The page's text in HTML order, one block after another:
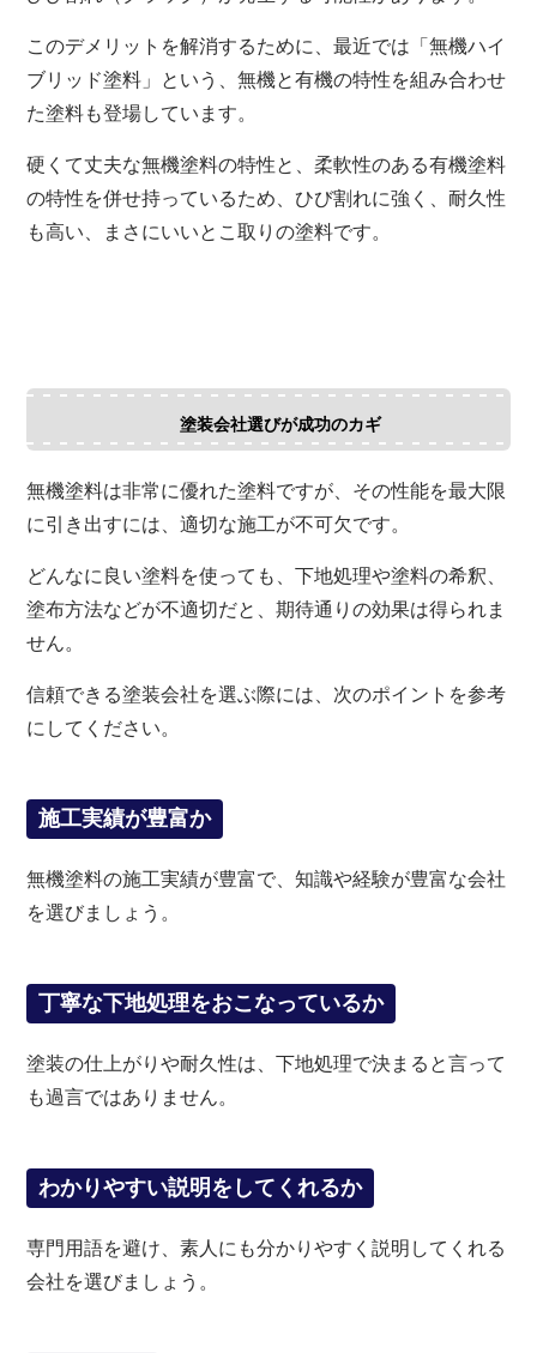
このデメリットを解消するために、最近では「無機ハイ
ブリッド塗料」という、無機と有機の特性を組み合わせ
た塗料も登場しています。
硬くて丈夫な無機塗料の特性と、柔軟性のある有機塗料
の特性を併せ持っているため、ひび割れに強く、耐久性
も高い、まさにいいとこ取りの塗料です。
塗装会社選びが成功のカギ
無機塗料は非常に優れた塗料ですが、その性能を最大限
に引き出すには、適切な施工が不可欠です。
どんなに良い塗料を使っても、下地処理や塗料の希釈、
塗布方法などが不適切だと、期待通りの効果は得られま
せん。
信頼できる塗装会社を選ぶ際には、次のポイントを参考
にしてください。
施工実績が豊富か
無機塗料の施工実績が豊富で、知識や経験が豊富な会社
を選びましょう。
丁寧な下地処理をおこなっているか
塗装の仕上がりや耐久性は、下地処理で決まると言って
も過言ではありません。
わかりやすい説明をしてくれるか
専門用語を避け、素人にも分かりやすく説明してくれる
会社を選びましょう。